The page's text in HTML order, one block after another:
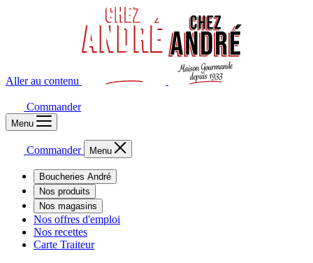
Aller au contenu
Commander
Menu
Commander Menu
Boucheries André
Nos produits
Nos magasins
Nos offres d'emploi
Nos recettes
Carte Traiteur